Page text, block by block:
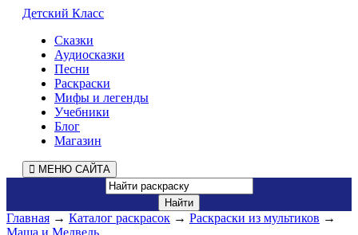
Детский Класс
Сказки
Аудиосказки
Песни
Раскраски
Мифы и легенды
Учебники
Блог
Магазин
МЕНЮ САЙТА
Главная → Каталог раскрасок → Раскраски из мультиков →
Маша и Медведь